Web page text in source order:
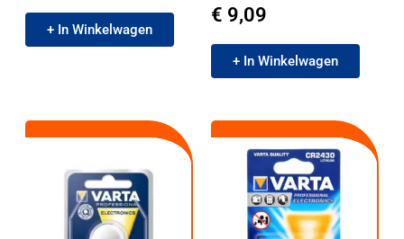
+ In Winkelwagen
Gewaardeerd
0
€ 9,09
+ In Winkelwagen